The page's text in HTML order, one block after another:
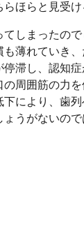
ほらと見受け
しまったの
薄れていき
滞し、認知症
周囲筋の力
により、歯
うがないの